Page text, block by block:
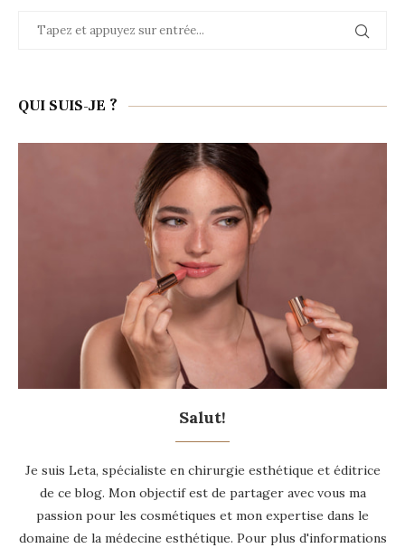
QUI SUIS-JE ?
Salut!
Je suis Leta, spécialiste en chirurgie esthétique et éditrice
de ce blog. Mon objectif est de partager avec vous ma
passion pour les cosmétiques et mon expertise dans le
domaine de la médecine esthétique. Pour plus d'informations